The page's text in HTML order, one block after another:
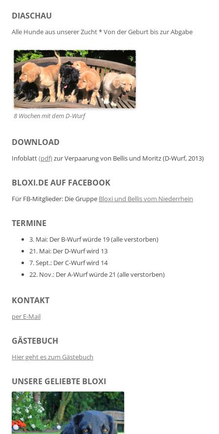
DIASCHAU
Alle Hunde aus unserer Zucht*Von der Geburt bis zur Abgabe
8 Wochen mit dem D-Wurf
DOWNLOAD
Infoblatt(pdf)zur Verpaarung von Bellis und Moritz (D-Wurf, 2013)
BLOXI.DE AUF FACEBOOK
Für FB-Mitglieder: Die Gruppe Bloxi und Bellis vom Niederrhein
TERMINE
3. Mai: Der B-Wurf würde 19 (alle verstorben)
21. Mai: Der D-Wurf wird 13
7. Sept.: Der C-Wurf wird 14
22. Nov.: Der A-Wurf würde 21 (alle verstorben)
KONTAKT
per E-Mail
GÄSTEBUCH
Hier geht es zum Gästebuch
UNSERE GELIEBTE BLOXI